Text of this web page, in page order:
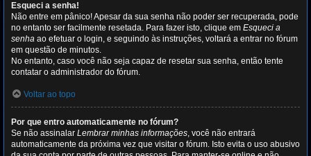
Esqueci a senha!
Não entre em pânico! Apesar da sua senha não poder ser recuperada, pode
no entanto ser facilmente resetada. Para fazer isto, clique em Esqueci a
senha ao efetuar o login, e seguindo às instruções, voltará a entrar no fórum
em questão de minutos.
No entanto, caso você não seja capaz de resetar sua senha, então tente
contatar o administrador do fórum.
Voltar ao topo
Por que entro automaticamente no fórum?
Se não assinalar Lembrar minhas informações, você não entrará
automaticamente da próxima vez que visitar o fórum. Isto evita o uso abusivo